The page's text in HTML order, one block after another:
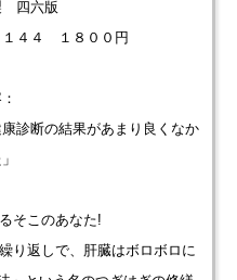
四六版
１４４ １８００円
康診断の結果があまり良くなか
そこのあなた!
り返しで、肝臓はボロボロに